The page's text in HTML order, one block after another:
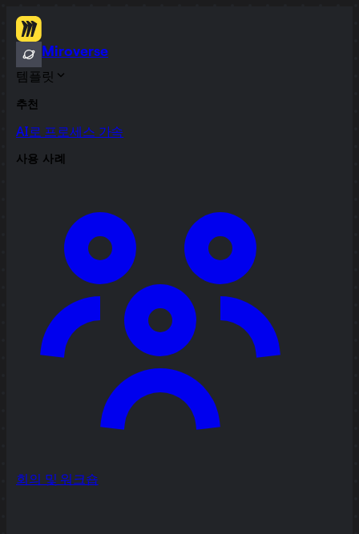
Miroverse
템플릿
추천
AI로 프로세스 가속
사용 사례
회의 및 워크숍